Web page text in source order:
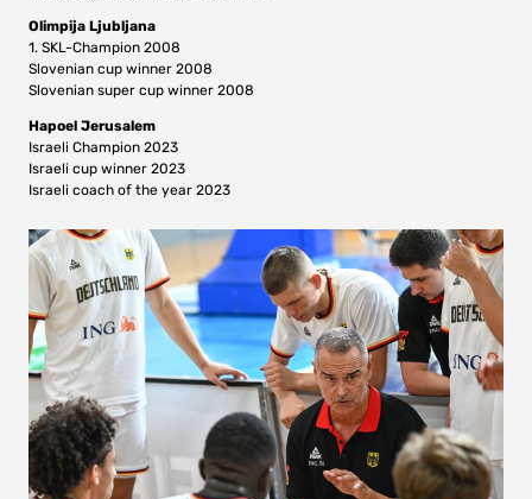
Olimpija Ljubljana
1. SKL-Champion 2008
Slovenian cup winner 2008
Slovenian super cup winner 2008
Hapoel Jerusalem
Israeli Champion 2023
Israeli cup winner 2023
Israeli coach of the year 2023